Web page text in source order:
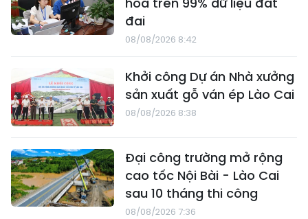
đai
08/08/2026 8:42
Khởi công Dự án Nhà xưởng
sản xuất gỗ ván ép Lào Cai
08/08/2026 8:38
Đại công trường mở rộng
cao tốc Nội Bài - Lào Cai
sau 10 tháng thi công
08/08/2026 7:36